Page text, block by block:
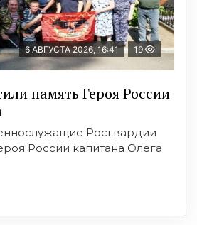
6 АВГУСТА 2026, 16:41 19
память Героя России
Росгвардии
России капитана Олега